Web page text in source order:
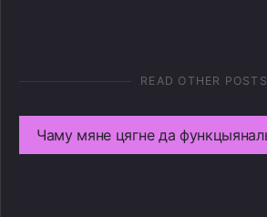
READ OTHER POSTS